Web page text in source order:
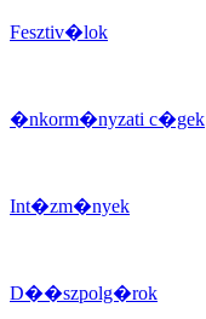
Fesztiv�lok
�nkorm�nyzati c�gek
Int�zm�nyek
D��szpolg�rok